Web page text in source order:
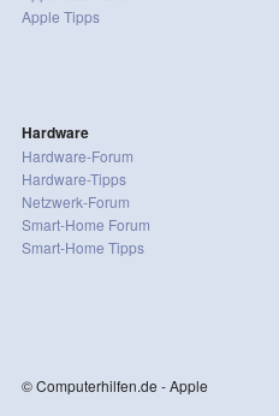
Apple Tipps
Hardware
Hardware-Forum
Hardware-Tipps
Netzwerk-Forum
Smart-Home Forum
Smart-Home Tipps
© Computerhilfen.de - Apple